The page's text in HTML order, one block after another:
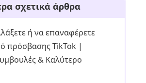
σχετικά άρθρα
ή να επαναφέρετε
πρόσβασης TikTok |
& Καλύτερο